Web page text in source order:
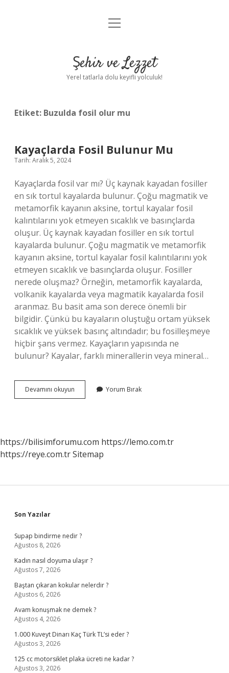
Anasayfa
Yasal Uyarı
menüyü
Şehir ve Lezzet
Yerel tatlarla dolu keyifli yolculuk!
Etiket: Buzulda fosil olur mu
Kayaçlarda Fosil Bulunur Mu
Tarih: Aralık 5, 2024
Kayaçlarda fosil var mı? Üç kaynak kayadan fosiller
en sık tortul kayalarda bulunur. Çoğu magmatik ve
metamorfik kayanın aksine, tortul kayalar fosil
kalıntılarını yok etmeyen sıcaklık ve basınçlarda
oluşur. Üç kaynak kayadan fosiller en sık tortul
kayalarda bulunur. Çoğu magmatik ve metamorfik
kayanın aksine, tortul kayalar fosil kalıntılarını yok
etmeyen sıcaklık ve basınçlarda oluşur. Fosiller
nerede oluşmaz? Örneğin, metamorfik kayalarda,
volkanik kayalarda veya magmatik kayalarda fosil
aranmaz. Bu basit ama son derece önemli bir
bilgidir. Çünkü bu kayaların oluştuğu ortam yüksek
sıcaklık ve yüksek basınç altındadır; bu fosilleşmeye
hiçbir şans vermez. Kayaçların yapısında ne
bulunur? Kayalar, farklı minerallerin veya mineral…
Devamını okuyun Kayaçlarda
Fosil
Yorum Bırak
https://bilisimforumu.com https://lemo.com.tr
https://reye.com.trSitemap
Sidebar
Son Yazılar
Supap bindirme nedir ?
Ağustos 8, 2026
Kadın nasıl doyuma ulaşır ?
Ağustos 7, 2026
Baştan çıkaran kokular nelerdir ?
Ağustos 6, 2026
Avam konuşmak ne demek ?
Ağustos 4, 2026
1.000 Kuveyt Dinarı Kaç Türk TL’si eder ?
Ağustos 3, 2026
125 cc motorsiklet plaka ücreti ne kadar ?
Ağustos 3, 2026